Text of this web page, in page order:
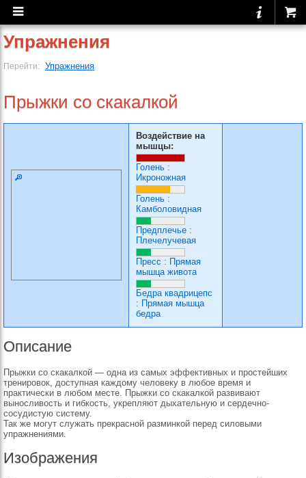
Упражнения
Перейти: Упражнения
Прыжки со скакалкой
Воздействие на
мышцы:
Голень :
Икроножная
Голень :
Камболовидная
Предплечье :
Плечелучевая
Пресс : Прямая
мышца живота
Бедра квадрицепс
: Прямая мышца
бедра
Описание
Прыжки со скакалкой — одна из самых эффективных и простейших
тренировок, доступная каждому человеку в любое время и
практически в любом месте. Прыжки со скакалкой развивают
выносливость и гибкость, укрепляют дыхательную и сердечно-
сосудистую систему.
Так же могут служать прекрасной разминкой перед силовыми
упражнениями.
Изображения